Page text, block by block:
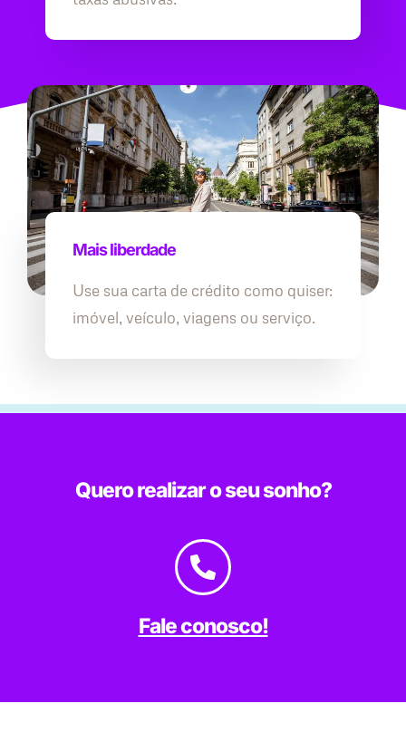
Mais liberdade
Use sua carta de crédito como quiser:
imóvel, veículo, viagens ou serviço.
Quero realizar o seu sonho?
Fale conosco!